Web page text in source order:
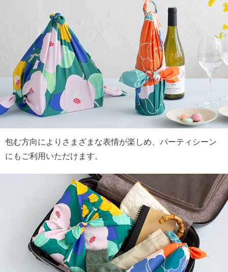
包む方向によりさまざまな表情が楽しめ、パーティシーン
にもご利用いただけます。